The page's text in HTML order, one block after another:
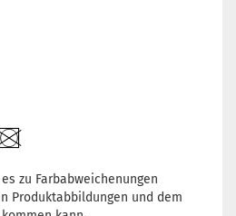
zu Farbabweichenungen
Produktabbildungen und dem